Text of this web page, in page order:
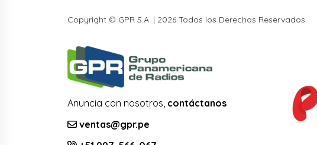
Copyright © GPR S.A. | 2026 Todos los Derechos Reservados.
Anuncia con nosotros, contáctanos
ventas@gpr.pe